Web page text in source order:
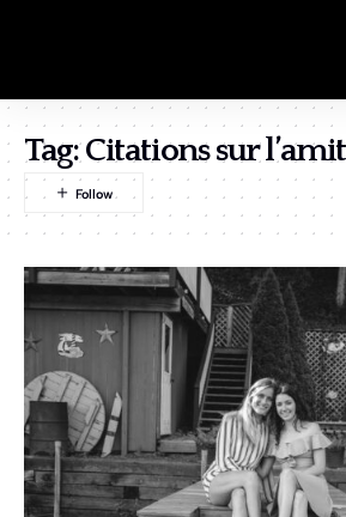
Tag:Citations sur